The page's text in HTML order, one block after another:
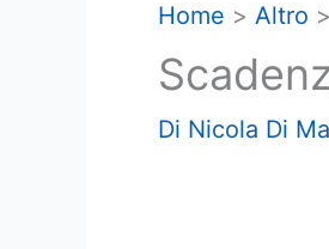
Home Altro
Di Nicola Di